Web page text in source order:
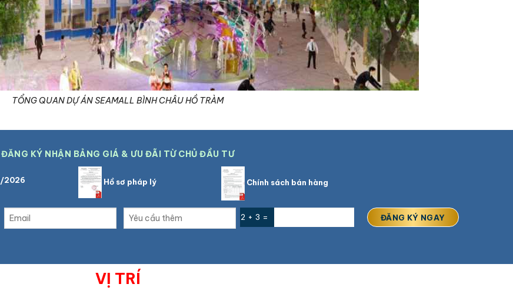
TỔNG QUAN DỰ ÁN SEAMALL BÌNH CHÂU HỒ TRÀM
ĐĂNG KÝ NHẬN BẢNG GIÁ & ƯU ĐÃI TỪ CHỦ ĐẦU TƯ
2026 Hồ sơ pháp lý Chính sách bán hàng
2 + 3 =
VỊ TRÍ